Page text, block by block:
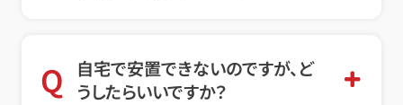
Q
自宅で安置できないのですが、ど
うしたらいいですか？